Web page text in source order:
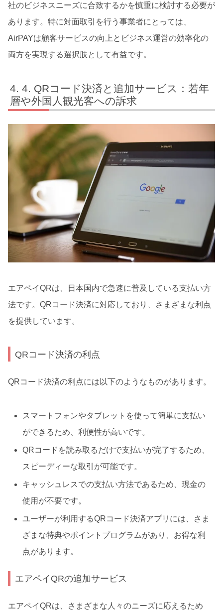
社のビジネスニーズに合致するかを慎重に検討する必要が
あります。特に対面取引を行う事業者にとっては、
AirPAYは顧客サービスの向上とビジネス運営の効率化の
両方を実現する選択肢として有益です。
4. QRコード決済と追加サービス：若年
層や外国人観光客への訴求
エアペイQRは、日本国内で急速に普及している支払い方
法です。QRコード決済に対応しており、さまざまな利点
を提供しています。
QRコード決済の利点
QRコード決済の利点には以下のようなものがあります。
スマートフォンやタブレットを使って簡単に支払い
ができるため、利便性が高いです。
QRコードを読み取るだけで支払いが完了するため、
スピーディーな取引が可能です。
キャッシュレスでの支払い方法であるため、現金の
使用が不要です。
ユーザーが利用するQRコード決済アプリには、さま
ざまな特典やポイントプログラムがあり、お得な利
点があります。
エアペイQRの追加サービス
エアペイQRは、さまざまな人々のニーズに応えるため